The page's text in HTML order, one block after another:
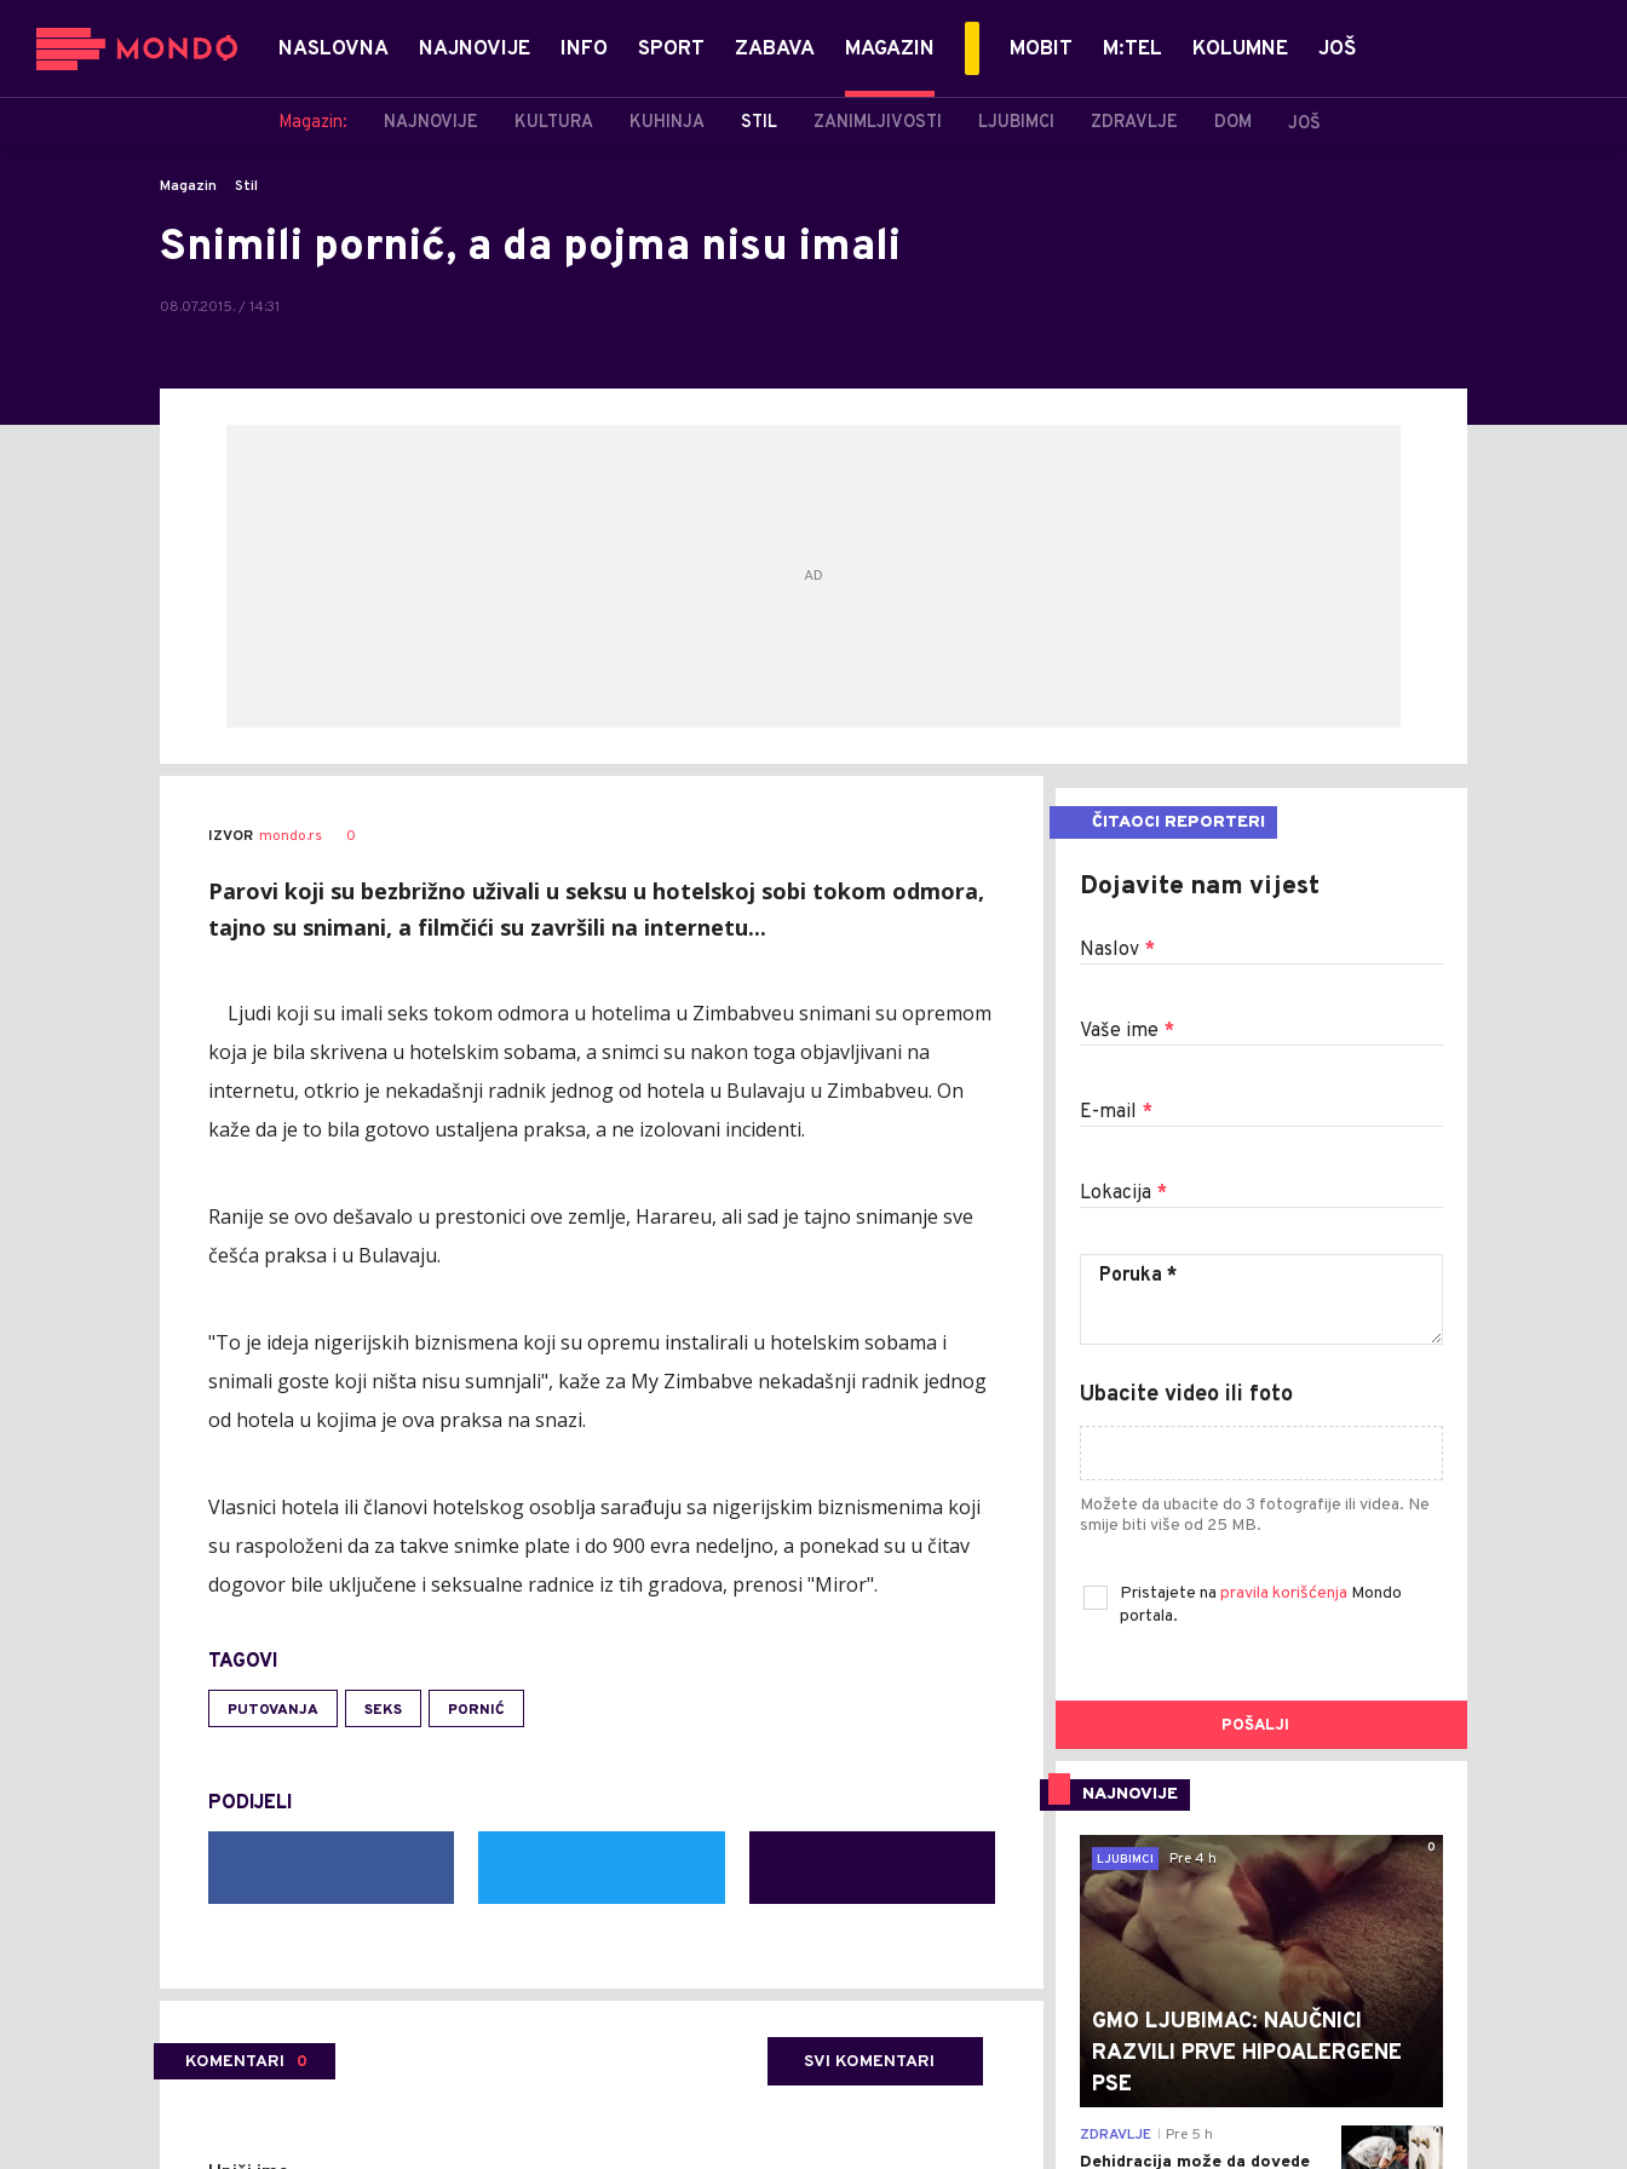
NASLOVNA NAJNOVIJE INFO SPORT ZABAVA MAGAZIN
Magazin: NAJNOVIJE KULTURA KUHINJA STIL ZANIMLJIVOSTI LJUBIMCI ZDRAVLJE DOM JOŠ
MOBIT M:TEL KOLUMNE JOŠ
Magazin Stil
Snimili pornić, a da pojma nisu imali
08.07.2015. / 14:31
IZVOR mondo.rs 0
Parovi koji su bezbrižno uživali u seksu u hotelskoj sobi tokom odmora,
tajno su snimani, a filmčići su završili na internetu...
Ljudi koji su imali seks tokom odmora u hotelima u Zimbabveu snimani su opremom
koja je bila skrivena u hotelskim sobama, a snimci su nakon toga objavljivani na
internetu, otkrio je nekadašnji radnik jednog od hotela u Bulavaju u Zimbabveu. On
kaže da je to bila gotovo ustaljena praksa, a ne izolovani incidenti.
Ranije se ovo dešavalo u prestonici ove zemlje, Harareu, ali sad je tajno snimanje sve
češća praksa i u Bulavaju.
"To je ideja nigerijskih biznismena koji su opremu instalirali u hotelskim sobama i
snimali goste koji ništa nisu sumnjali", kaže za My Zimbabve nekadašnji radnik jednog
od hotela u kojima je ova praksa na snazi.
Vlasnici hotela ili članovi hotelskog osoblja sarađuju sa nigerijskim biznismenima koji
su raspoloženi da za takve snimke plate i do 900 evra nedeljno, a ponekad su u čitav
dogovor bile uključene i seksualne radnice iz tih gradova, prenosi "Miror".
TAGOVI
PUTOVANJA SEKS PORNIĆ
PODIJELI
KOMENTARI 0 SVI KOMENTARI
ČITAOCI REPORTERI
Dojavite nam vijest
Naslov *
Vaše ime *
E-mail *
Lokacija *
Ubacite video ili foto
Možete da ubacite do 3 fotografije ili videa. Ne
smije biti više od 25 MB.
Pristajete na pravila korišćenja Mondo
portala.
POŠALJI
NAJNOVIJE
0
LJUBIMCI
Pre 4 h
GMO LJUBIMAC: NAUČNICI
RAZVILI PRVE HIPOALERGENE
PSE
0
ZDRAVLJE Pre 5 h
Dehidracija može da dovede